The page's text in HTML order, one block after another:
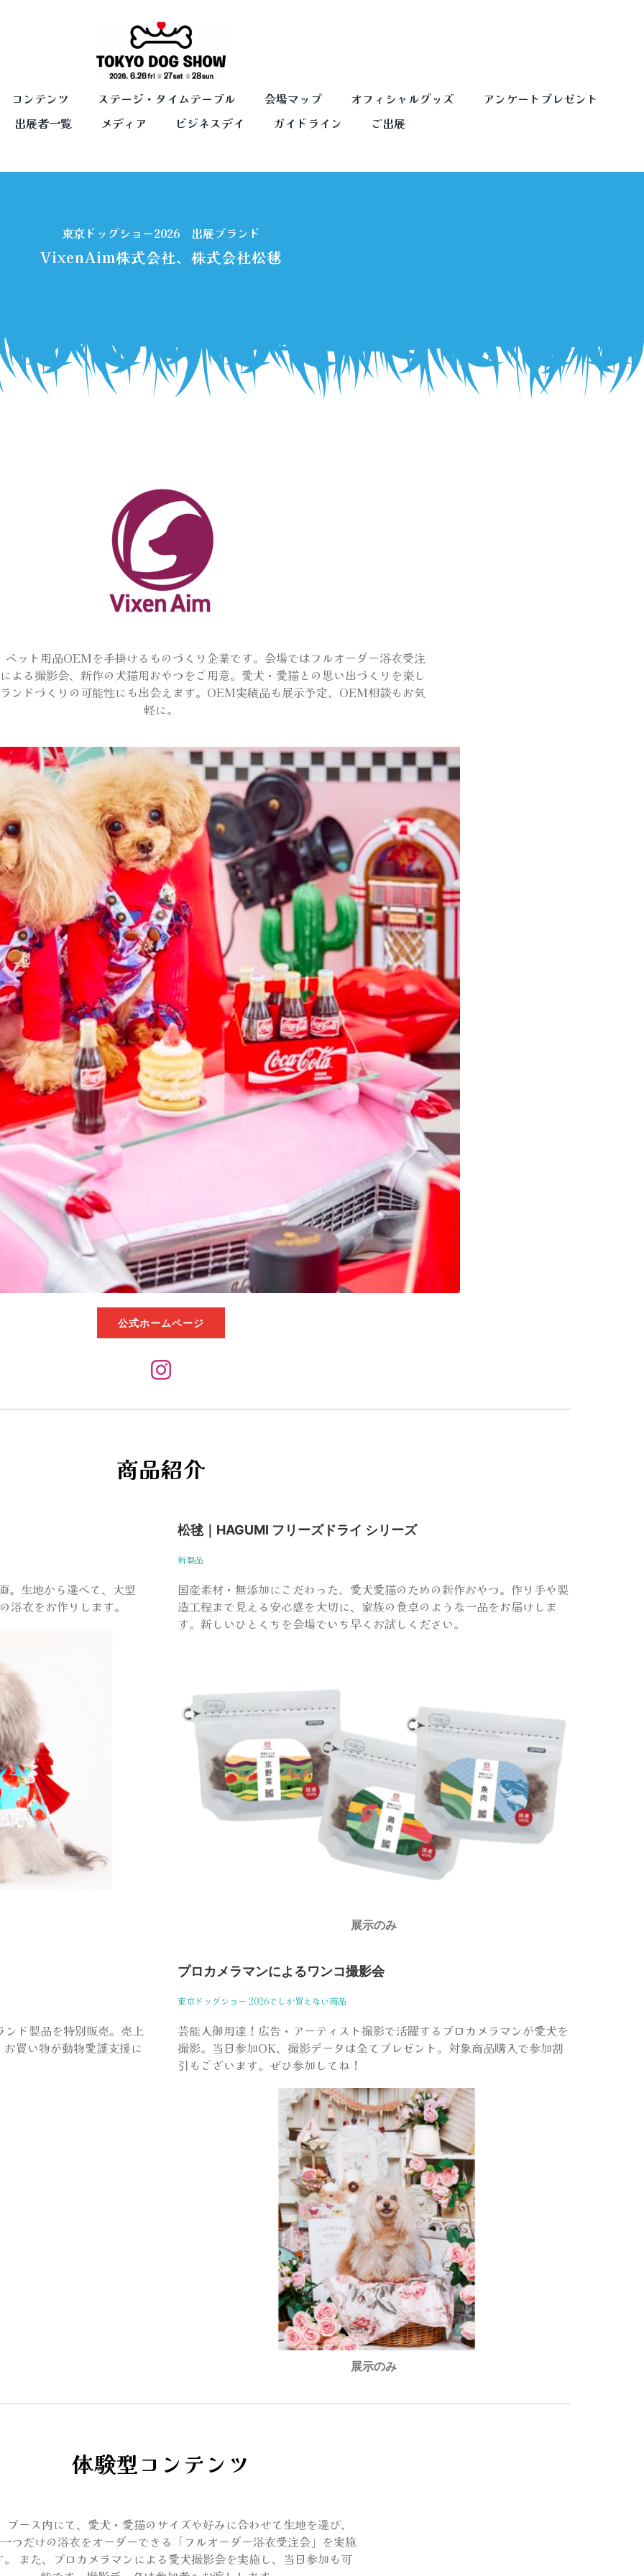
コンテンツ ステージ・タイムテーブル 会場マップ オフィシャルグッズ
アンケートプレゼント
出展者一覧
メディア ビジネスデイ ガイドライン ご出展
東京ドッグショー2026 出展ブランド
VixenAim株式会社、株式会社松毬
ット用品OEMを手掛けるものづくり企業です。会場ではフルオーダー浴衣受注
よる撮影会、新作の犬猫用おやつをご用意。愛犬・愛猫との思い出づくりを楽し
ンドづくりの可能性にも出会えます。OEM実績品も展示予定、OEM相談もお気
軽に。
公式ホームページ
商品紹介
生地から選べて、大型
衣をお作りします。
松毬｜HAGUMI フリーズドライ シリーズ
新製品
国産素材・無添加にこだわった、愛犬愛猫のための新作おやつ。作り手や製
造工程まで見える安心感を大切に、家族の食卓のような一品をお届けしま
す。新しいひとくちを会場でいち早くお試しください。
展示のみ
ド製品を特別販売。売上
買い物が動物愛護支援に
プロカメラマンによるワンコ撮影会
東京ドッグショー 2026でしか買えない商品
芸能人御用達！広告・アーティスト撮影で活躍するプロカメラマンが愛犬を
撮影。当日参加OK、撮影データは全てプレゼント。対象商品購入で参加割
引もございます。ぜひ参加してね！
展示のみ
体験型コンテンツ
ブース内にて、愛犬・愛猫のサイズや好みに合わせて生地を選び、
つだけの浴衣をオーダーできる「フルオーダー浴衣受注会」を実施
。 また、プロカメラマンによる愛犬撮影会を実施し、当日参加も可